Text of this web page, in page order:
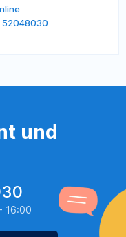
52048030
und
16:00